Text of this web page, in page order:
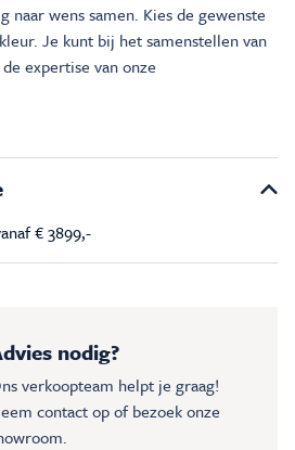
naar wens samen. Kies de gewenste
Je kunt bij het samenstellen van
expertise van onze
€ 3899,-
nodig?
verkoopteam helpt je graag!
contact op of bezoek onze